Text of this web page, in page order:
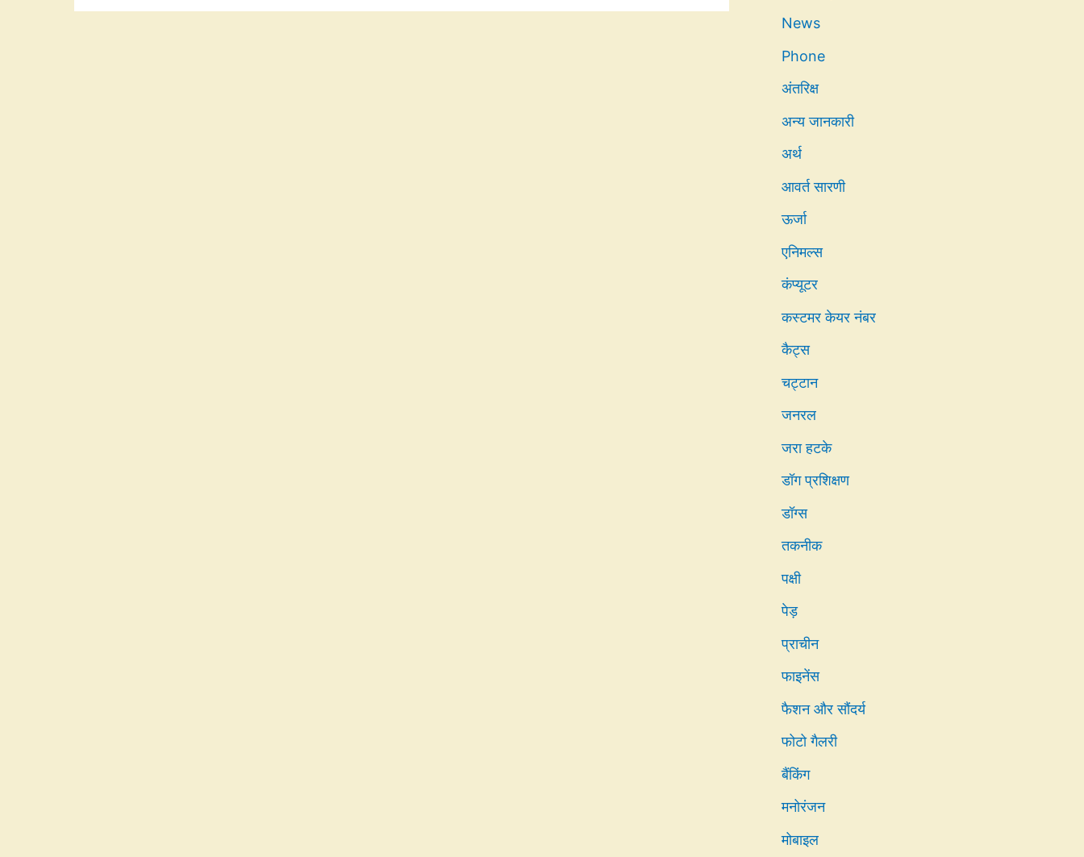
News
Phone
अंतरिक्ष
अन्य जानकारी
अर्थ
आवर्त सारणी
ऊर्जा
एनिमल्स
कंप्यूटर
कस्टमर केयर नंबर
कैट्स
चट्टान
जनरल
जरा हटके
डॉग प्रशिक्षण
डॉग्स
तकनीक
पक्षी
पेड़
प्राचीन
फाइनेंस
फैशन और सौंदर्य
फोटो गैलरी
बैंकिंग
मनोरंजन
मोबाइल